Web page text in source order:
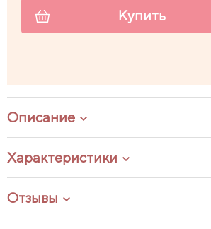
Купить
Описание
Характеристики
Отзывы